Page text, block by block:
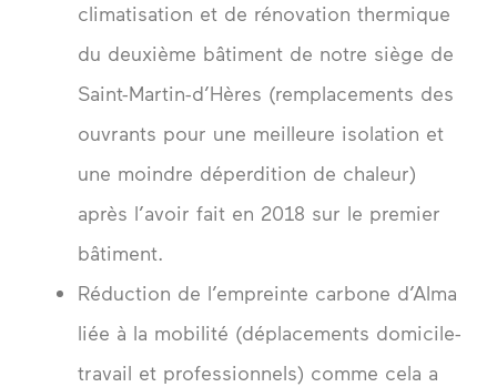
climatisation et de rénovation thermique
du deuxième bâtiment de notre siège de
Saint-Martin-d’Hères (remplacements des
ouvrants pour une meilleure isolation et
une moindre déperdition de chaleur)
après l’avoir fait en 2018 sur le premier
bâtiment.
Réduction de l’empreinte carbone d’Alma
liée à la mobilité (déplacements domicile-
travail et professionnels) comme cela a